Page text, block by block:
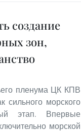
создание
зон,
пленума ЦК КПВ
сильного морского
этап. Впервые
морской